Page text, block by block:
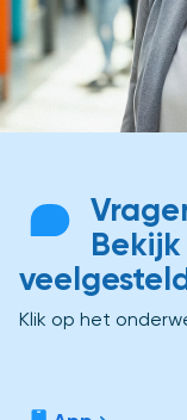
Klik op het